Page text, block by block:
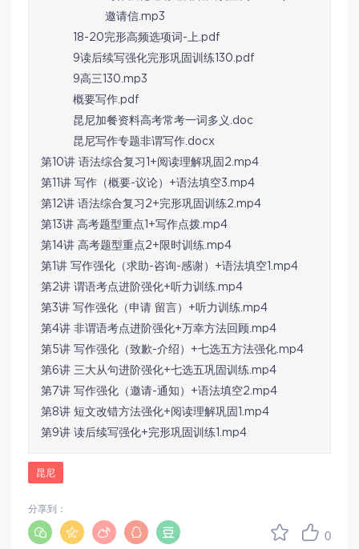
邀请信.mp3
18-20完形高频选项词-上.pdf
9读后续写强化完形巩固训练130.pdf
9高三130.mp3
概要写作.pdf
昆尼加餐资料高考常考一词多义.doc
昆尼写作专题非谓写作.docx
第10讲 语法综合复习1+阅读理解巩固2.mp4
第11讲 写作（概要-议论）+语法填空3.mp4
第12讲 语法综合复习2+完形巩固训练2.mp4
第13讲 高考题型重点1+写作点拨.mp4
第14讲 高考题型重点2+限时训练.mp4
第1讲 写作强化（求助-咨询-感谢）+语法填空1.mp4
第2讲 谓语考点进阶强化+听力训练.mp4
第3讲 写作强化（申请 留言）+听力训练.mp4
第4讲 非谓语考点进阶强化+万幸方法回顾.mp4
第5讲 写作强化（致歉-介绍）+七选五方法强化.mp4
第6讲 三大从句进阶强化+七选五巩固训练.mp4
第7讲 写作强化（邀请-通知）+语法填空2.mp4
第8讲 短文改错方法强化+阅读理解巩固1.mp4
第9讲 读后续写强化+完形巩固训练1.mp4
昆尼
0
分享到：